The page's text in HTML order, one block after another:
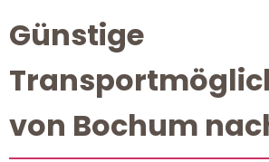
Günstige
von Bochum